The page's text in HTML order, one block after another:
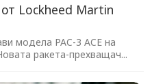
Lockheed Martin
модела PAC-3 ACE на
ракета-прехващач...